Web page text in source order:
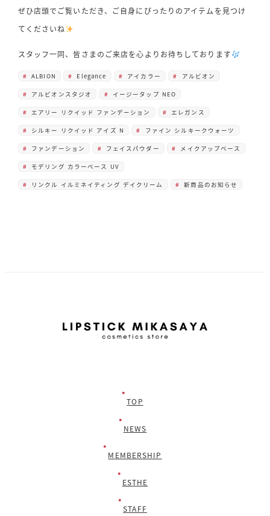
ぜひ店頭でご覧いただき、ご自身にぴったりのアイテムを見つけ
てくださいね
スタッフ一同、皆さまのご来店を心よりお待ちしております
ALBION Elegance アイカラー アルビオン
アルビオンスタジオ イージータップ NEO
エアリー リクイッド ファンデーション エレガンス
シルキー リクイッド アイズ N ファイン シルキークウォーツ
ファンデーション フェイスパウダー メイクアップベース
モデリング カラーベース UV
リンクル イルミネイティング デイクリーム 新商品のお知らせ
TOP
NEWS
MEMBERSHIP
ESTHE
STAFF